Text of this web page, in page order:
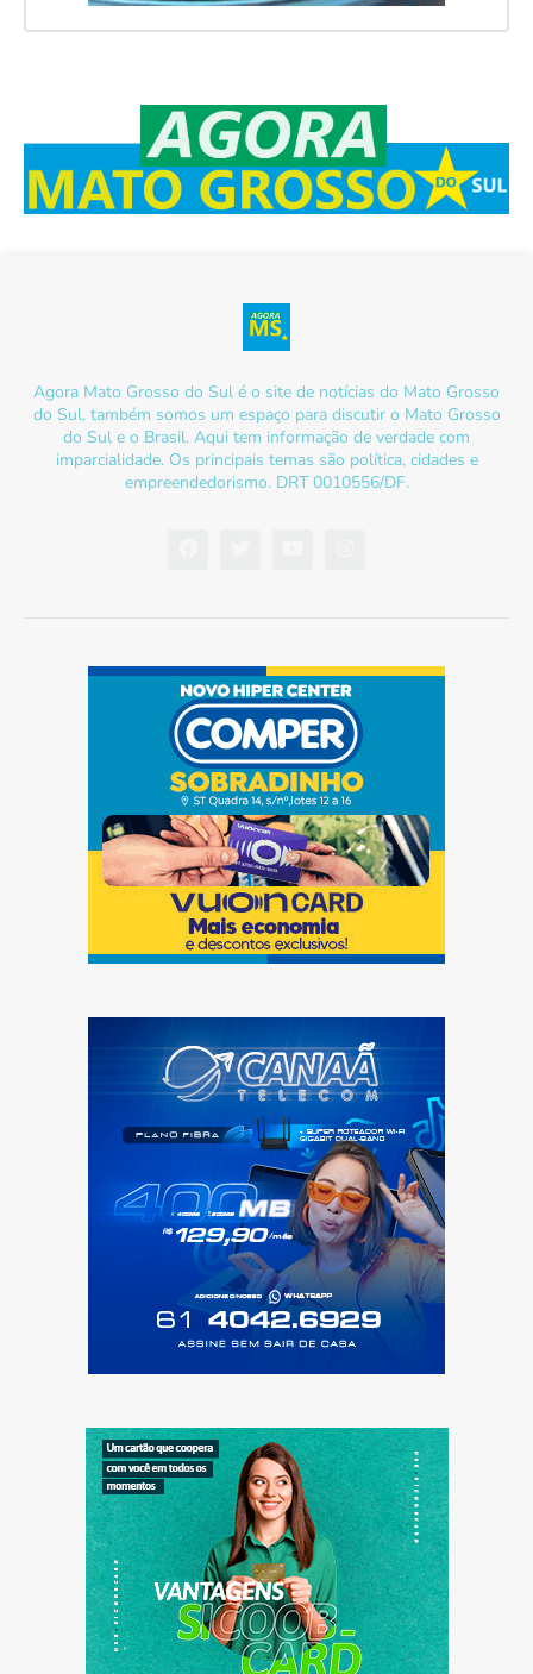
Agora Mato Grosso do Sul é o site de notícias do Mato Grosso
do Sul, também somos um espaço para discutir o Mato Grosso
do Sul e o Brasil. Aqui tem informação de verdade com
imparcialidade. Os principais temas são política, cidades e
empreendedorismo. DRT 0010556/DF.